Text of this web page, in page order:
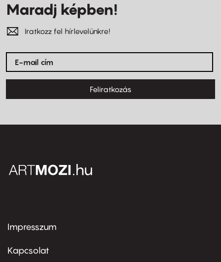
Maradj képben!
Iratkozz fel hírlevelünkre!
Feliratkozás
Footer
first
Impresszum
Kapcsolat